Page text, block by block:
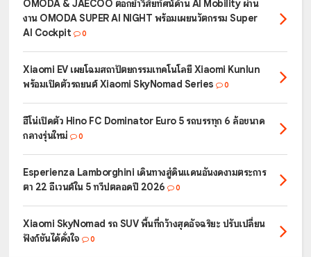
OMODA & JAECOO ตอกย้ำวิสัยทัศน์ด้าน AI Mobility ผ่าน
งาน OMODA SUPER AI NIGHT พร้อมเผยนวัตกรรม Super
AI Cockpit
0
Xiaomi EV เผยโฉมสถาปัตยกรรมเทคโนโลยี Xiaomi Kunlun
พร้อมเปิดตัวรถยนต์ Xiaomi SkyNomad Series
0
ฮีโน่เปิดตัว Hino FC Dominator Euro 5 รถบรรทุก 6 ล้อขนาด
กลางรุ่นใหม่
0
Esperienza Lamborghini เดินทางสู่ดินแดนอันงดงามตระการ
ตา 22 อีเวนต์ใน 5 ทวีปตลอดปี 2026
0
Xiaomi SkyNomad รถ SUV พื้นที่กว้างสุดอัจฉริยะ ปรับเปลี่ยน
ฟังก์ชันได้ดั่งใจ
0